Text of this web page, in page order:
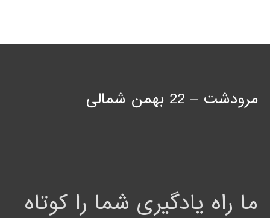
مرودشت – 22 بهمن شمالی
ما راه یادگیری شما را کوتاه